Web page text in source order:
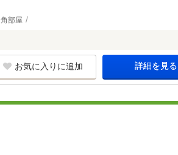
角部屋
お気に入りに追加 詳細を見る